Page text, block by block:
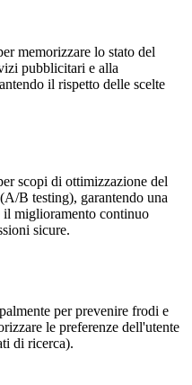
memorizzare lo stato del
pubblicitari e alla
il rispetto delle scelte
scopi di ottimizzazione del
B testing), garantendo una
miglioramento continuo
sicure.
per prevenire frodi e
le preferenze dell'utente
di ricerca).